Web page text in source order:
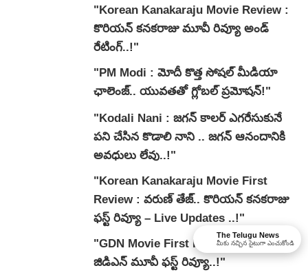
"Korean Kanakaraju Movie Review :
కొరియన్ కనకరాజు మూవీ రివ్యూ అండ్
రేటింగ్‌..!"
"PM Modi : మోదీ కొత్త సోషల్ మీడియా
ఛాలెంజ్.. యువతతో గ్లోబల్ ప్రమోషన్!"
"Kodali Nani : జగన్ కాలర్ ఎగరేసుకునే
పని చేసిన కొడాలి నాని .. జగన్ ఆనందానికి
అవధులు లేవు..!"
"Korean Kanakaraju Movie First
Review : వరుణ్ తేజ్.. కొరియన్ కనకరాజు
ఫస్ట్ రివ్యూ – Live Updates ..!"
"GDN Movie First Review : మాధవన్..
జిడిఎన్ మూవీ ఫ‌స్ట్ రివ్యూ..!"
The Telugu News
మీకు నచ్చిన సైటుగా ఎంచుకోండి